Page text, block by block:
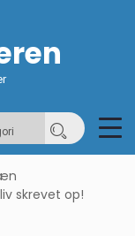
skrevet op!